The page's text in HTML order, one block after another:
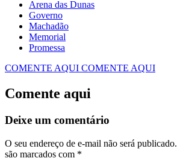
Arena das Dunas
Governo
Machadão
Memorial
Promessa
COMENTE AQUI COMENTE AQUI
Comente aqui
Deixe um comentário
O seu endereço de e-mail não será publicado.
são marcados com *